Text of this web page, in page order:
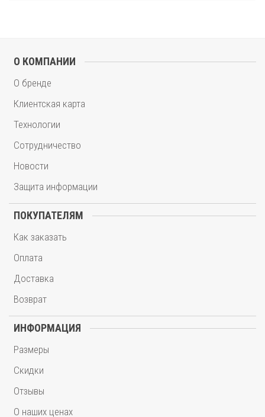
О КОМПАНИИ
О бренде
Клиентская карта
Технологии
Сотрудничество
Новости
Защита информации
ПОКУПАТЕЛЯМ
Как заказать
Оплата
Доставка
Возврат
ИНФОРМАЦИЯ
Размеры
Скидки
Отзывы
О наших ценах